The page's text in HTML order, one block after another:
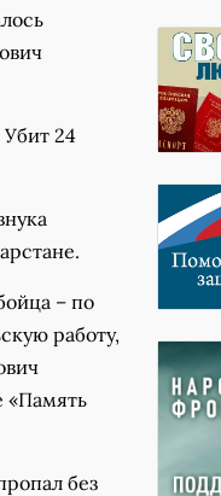
24
– по
работу,
«Память
без